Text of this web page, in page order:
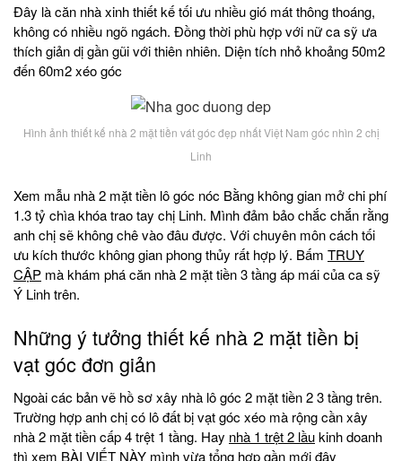
Đây là căn nhà xinh thiết kế tối ưu nhiều gió mát thông thoáng,
không có nhiều ngõ ngách. Đồng thời phù hợp với nữ ca sỹ ưa
thích giản dị gần gũi với thiên nhiên. Diện tích nhỏ khoảng 50m2
đến 60m2 xéo góc
Hình ảnh thiết kế nhà 2 mặt tiền vát góc đẹp nhất Việt Nam góc nhìn 2 chị
Linh
Xem mẫu nhà 2 mặt tiền lô góc nóc Bằng không gian mở chi phí
1.3 tỷ chìa khóa trao tay chị Linh. Mình đảm bảo chắc chắn rằng
anh chị sẽ không chê vào đâu được. Với chuyên môn cách tối
ưu kích thước không gian phong thủy rất hợp lý. Bấm TRUY
CẬP mà khám phá căn nhà 2 mặt tiền 3 tầng áp mái của ca sỹ
Ý Linh trên.
Những ý tưởng thiết kế nhà 2 mặt tiền bị
vạt góc đơn giản
Ngoài các bản vẽ hồ sơ xây nhà lô góc 2 mặt tiền 2 3 tầng trên.
Trường hợp anh chị có lô đất bị vạt góc xéo mà rộng cần xây
nhà 2 mặt tiền cấp 4 trệt 1 tầng. Hay nhà 1 trệt 2 lầukinh doanh
thì xem BÀI VIẾT NÀY mình vừa tổng hợp gần mới đây